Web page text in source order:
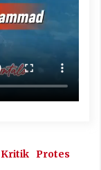
Kritik Protes